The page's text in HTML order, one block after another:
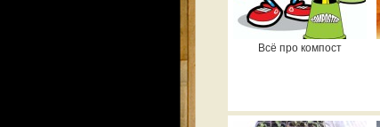
Всё про компост